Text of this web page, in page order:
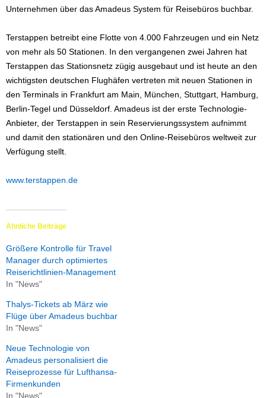
Unternehmen über das Amadeus System für Reisebüros buchbar.
Terstappen betreibt eine Flotte von 4.000 Fahrzeugen und ein Netz
von mehr als 50 Stationen. In den vergangenen zwei Jahren hat
Terstappen das Stationsnetz zügig ausgebaut und ist heute an den
wichtigsten deutschen Flughäfen vertreten mit neuen Stationen in
den Terminals in Frankfurt am Main, München, Stuttgart, Hamburg,
Berlin-Tegel und Düsseldorf. Amadeus ist der erste Technologie-
Anbieter, der Terstappen in sein Reservierungssystem aufnimmt
und damit den stationären und den Online-Reisebüros weltweit zur
Verfügung stellt.
www.terstappen.de
Ähnliche Beiträge
Größere Kontrolle für Travel
Manager durch optimiertes
Reiserichtlinien-Management
In "News"
Thalys-Tickets ab März wie
Flüge über Amadeus buchbar
In "News"
Neue Technologie von
Amadeus personalisiert die
Reiseprozesse für Lufthansa-
Firmenkunden
In "News"